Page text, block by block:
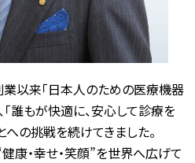
業以来「日本人のための医療機器
「誰もが快適に、安心して診療を
への挑戦を続けてきました。
康・幸せ・笑顔”を世界へ広げて